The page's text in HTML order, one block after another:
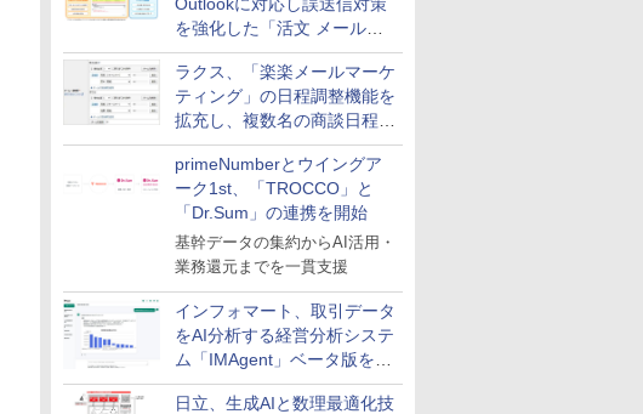
を強化した「活文 メール誤
送信防止アドインサービス」
を提供
ラクス、「楽楽メールマーケ
ティング」の日程調整機能を
拡充し、複数名の商談日程調
整を効率化
primeNumberとウイングア
ーク1st、「TROCCO」と
「Dr.Sum」の連携を開始
基幹データの集約からAI活用・
業務還元までを一貫支援
インフォマート、取引データ
をAI分析する経営分析システ
ム「IMAgent」ベータ版を提
供
日立、生成AIと数理最適化技